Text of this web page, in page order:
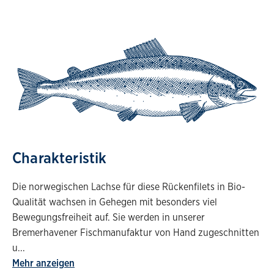
Charakteristik
Die norwegischen Lachse für diese Rückenfilets in Bio-
Qualität wachsen in Gehegen mit besonders viel
Bewegungsfreiheit auf. Sie werden in unserer
Bremerhavener Fischmanufaktur von Hand zugeschnitten
u...
Mehr anzeigen